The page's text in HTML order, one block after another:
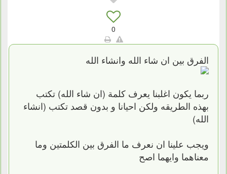
0
الفرق بين ان شاء الله وانشاء الله
ربما يكون اغلبنا يعرف كلمة (ان شاء الله) تكتب
بهذه الطريقه ولكن احيانا و بدون قصد تكتب (انشاء
الله)
ويجب علينا ان نعرف ما الفرق بين الكلمتين وما
معناهما وايهما اصح